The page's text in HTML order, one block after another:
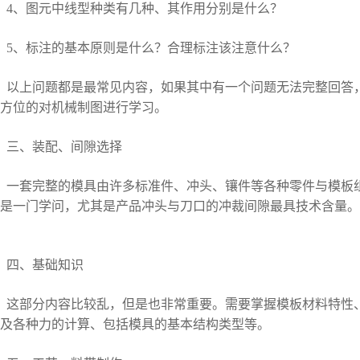
4、图元中线型种类有几种、其作用分别是什么？
5、标注的基本原则是什么？合理标注该注意什么？
以上问题都是最常见内容，如果其中有一个问题无法完整回
位的对机械制图进行学习。
三、装配、间隙选择
一套完整的模具由许多标准件、冲头、镶件等各种零件与模
一门学问，尤其是产品冲头与刀口的冲裁间隙最具技术含量。
四、基础知识
这部分内容比较乱，但是也非常重要。需要掌握模板材料特
各种力的计算、包括模具的基本结构类型等。